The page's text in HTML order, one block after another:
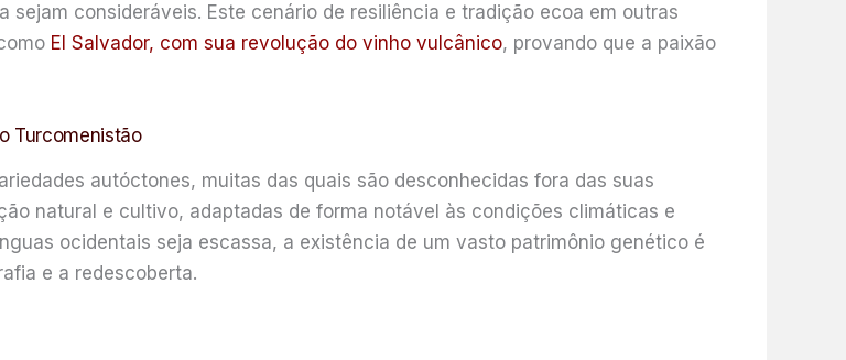
consideráveis. Este cenário de resiliência e tradição ecoa em outras
El Salvador, com sua revolução do vinho vulcânico, provando que a paixão
Turcomenistão
autóctones, muitas das quais são desconhecidas fora das suas
natural e cultivo, adaptadas de forma notável às condições climáticas e
ocidentais seja escassa, a existência de um vasto patrimônio genético é
e a redescoberta.